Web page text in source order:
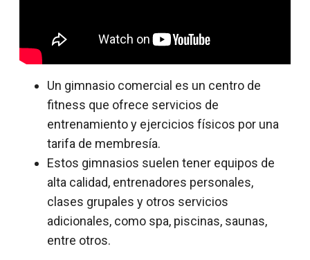
Un gimnasio comercial es un centro de
fitness que ofrece servicios de
entrenamiento y ejercicios físicos por una
tarifa de membresía.
Estos gimnasios suelen tener equipos de
alta calidad, entrenadores personales,
clases grupales y otros servicios
adicionales, como spa, piscinas, saunas,
entre otros.